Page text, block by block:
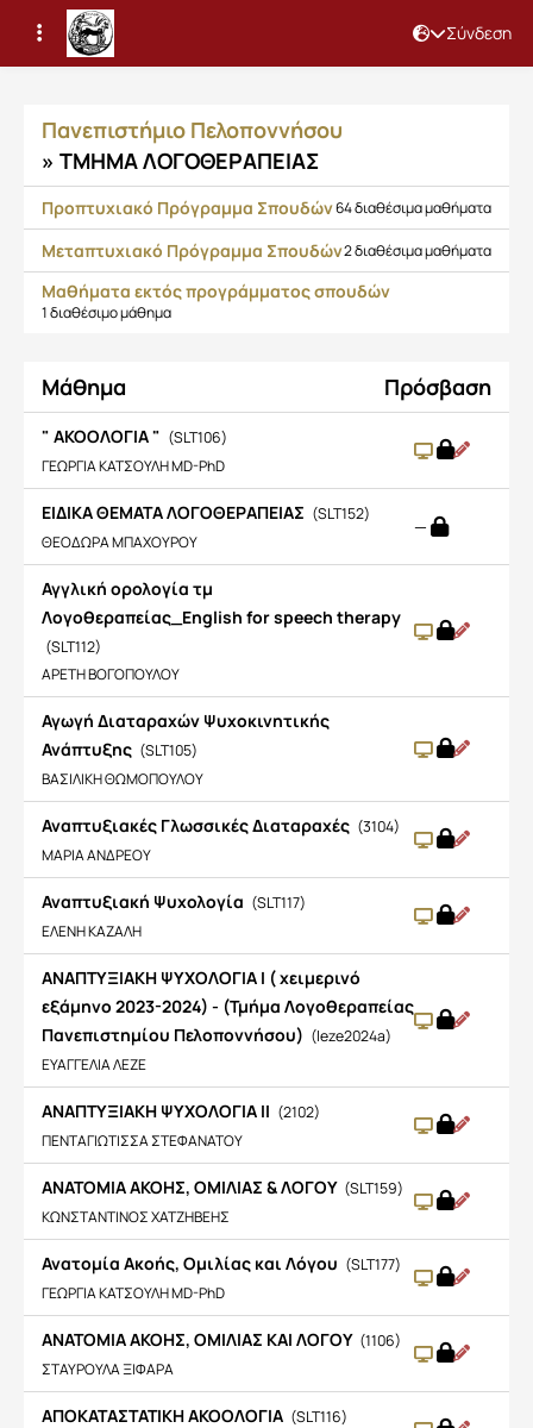
Σύνδεση
Μαθήματα
Πανεπιστήμιο Πελοποννήσου
» ΤΜΗΜΑ ΛΟΓΟΘΕΡΑΠΕΙΑΣ
Προπτυχιακό Πρόγραμμα Σπουδών64 διαθέσιμα μαθήματα
Μεταπτυχιακό Πρόγραμμα Σπουδών2 διαθέσιμα μαθήματα
Μαθήματα εκτός προγράμματος σπουδών
1 διαθέσιμο μάθημα
Μάθημα Πρόσβαση
" ΑΚΟΟΛΟΓΙΑ " (SLT106)
ΓΕΩΡΓΙΑ ΚΑΤΣΟΥΛΗ MD-PhD
EIΔΙΚΑ ΘΕΜΑΤΑ ΛΟΓΟΘΕΡΑΠΕΙΑΣ (SLT152)
ΘΕΟΔΩΡΑ ΜΠΑΧΟΥΡΟΥ
—
Αγγλική ορολογία τμ
Λογοθεραπείας_English for speech therapy
(SLT112)
ΑΡΕΤΗ ΒΟΓΟΠΟΥΛΟΥ
Αγωγή Διαταραχών Ψυχοκινητικής
Ανάπτυξης (SLT105)
ΒΑΣΙΛΙΚΗ ΘΩΜΟΠΟΥΛΟΥ
Αναπτυξιακές Γλωσσικές Διαταραχές (3104)
ΜΑΡΙΑ ΑΝΔΡΕΟΥ
Αναπτυξιακή Ψυχολογία (SLT117)
ΕΛΕΝΗ ΚΑΖΑΛΗ
ΑΝΑΠΤΥΞΙΑΚΗ ΨΥΧΟΛΟΓΙΑ Ι ( χειμερινό
εξάμηνο 2023-2024) - (Τμήμα Λογοθεραπείας
Πανεπιστημίου Πελοποννήσου) (leze2024a)
ΕΥΑΓΓΕΛΙΑ ΛΕΖΕ
ΑΝΑΠΤΥΞΙΑΚΗ ΨΥΧΟΛΟΓΙΑ ΙΙ (2102)
ΠΕΝΤΑΓΙΩΤΙΣΣΑ ΣΤΕΦΑΝΑΤΟΥ
ΑΝΑΤΟΜΙΑ ΑΚΟΗΣ, ΟΜΙΛΙΑΣ & ΛΟΓΟΥ (SLT159)
ΚΩΝΣΤΑΝΤΙΝΟΣ ΧΑΤΖΗΒΕΗΣ
Ανατομία Ακοής, Ομιλίας και Λόγου (SLT177)
ΓΕΩΡΓΙΑ ΚΑΤΣΟΥΛΗ MD-PhD
ΑΝΑΤΟΜΙΑ ΑΚΟΗΣ, ΟΜΙΛΙΑΣ ΚΑΙ ΛΟΓΟΥ (1106)
ΣΤΑΥΡΟΥΛΑ ΞΙΦΑΡΑ
ΑΠΟΚΑΤΑΣΤΑΤΙΚΗ ΑΚΟΟΛΟΓΙΑ (SLT116)